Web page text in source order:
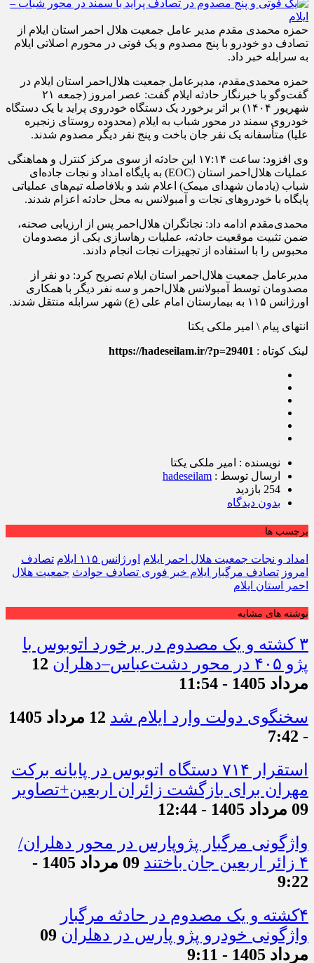
حمزه محمدی مقدم مدیر عامل جمعیت هلال احمر استان ایلام از
تصادف دو خودرو با پنج مصدوم و یک فوتی در محور‌م اصلاتی ایلام
به سرابله خبر داد.
حمزه محمدی‌مقدم، مدیرعامل جمعیت هلال‌احمر استان ایلام در
گفت‌وگو با خبرنگار حادثه ایلام گفت: عصر امروز (جمعه ۲۱
شهریور ۱۴۰۴) بر اثر برخورد یک دستگاه خودروی پراید با یک دستگاه
خودروی سمند در محور شباب به ایلام (محدوده روستای زنجیره
علیا) متأسفانه یک نفر جان باخت و پنج نفر دیگر مصدوم شدند.
وی افزود: ساعت ۱۷:۱۴ این حادثه از سوی مرکز کنترل و هماهنگی
عملیات هلال‌احمر استان (EOC) به پایگاه امداد و نجات جاده‌ای
شباب (یادمان شهدای میمک) اعلام شد و بلافاصله تیم‌های عملیاتی
پایگاه با خودروهای نجات و آمبولانس به محل حادثه اعزام شدند.
محمدی‌مقدم ادامه داد: نجاتگران هلال‌احمر پس از ارزیابی صحنه،
ضمن تثبیت موقعیت حادثه، عملیات رهاسازی یکی از مصدومان
محبوس را با استفاده از تجهیزات نجات انجام دادند.
مدیرعامل جمعیت هلال‌احمر استان ایلام تصریح کرد: دو نفر از
مصدومان توسط آمبولانس هلال‌احمر و سه نفر دیگر با همکاری
اورژانس ۱۱۵ به بیمارستان امام علی (ع) شهر سرابله منتقل شدند.
انتهای پیام \ امیر ملکی یکتا
لینک کوتاه : https://hadeseilam.ir/?p=29401
نویسنده : امیر ملکی یکتا
ارسال توسط : hadeseilam
254 بازدید
بدون دیدگاه
برچسب ها
امداد و نجات جمعیت هلال احمر ایلام اورژانس ۱۱۵ ایلام
تصادف
امروز تصادف مرگبار ایلام خبر فوری تصادف حوادث جمعیت هلال
احمر استان ایلام
نوشته های مشابه
۳ کشته و یک مصدوم در برخورد اتوبوس با
پژو ۴۰۵ در محور دشت‌عباس–دهلران
12
مرداد 1405 - 11:54
سخنگوی دولت وارد ایلام شد
12 مرداد 1405
- 7:42
استقرار ۷۱۴ دستگاه اتوبوس در پایانه برکت
مهران برای بازگشت زائران اربعین+تصاویر
09 مرداد 1405 - 12:44
واژگونی مرگبار پژوپارس در محور دهلران/
۴ زائر اربعین جان باختند
09 مرداد 1405 -
9:22
۴کشته و یک مصدوم در حادثه مرگبار
واژگونی خودرو پژو پارس در دهلران 09
مرداد 1405 - 9:11